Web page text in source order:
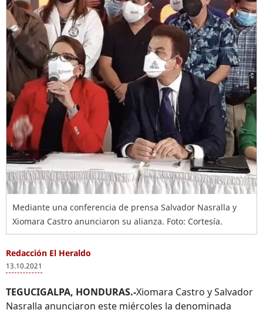
Mediante una conferencia de prensa Salvador Nasralla y
Xiomara Castro anunciaron su alianza. Foto: Cortesía.
Redacción El Heraldo
13.10.2021
TEGUCIGALPA, HONDURAS.-Xiomara Castro y Salvador
Nasralla anunciaron este miércoles la denominada